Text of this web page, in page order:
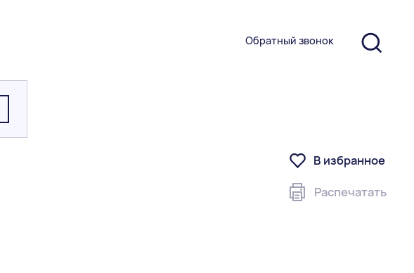
Обратный звонок
В избранное
Распечатать